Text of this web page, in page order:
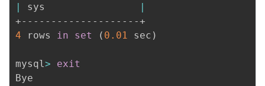
|
sys
|
4 rows in set ( 0.01 sec )
mysql>
exit